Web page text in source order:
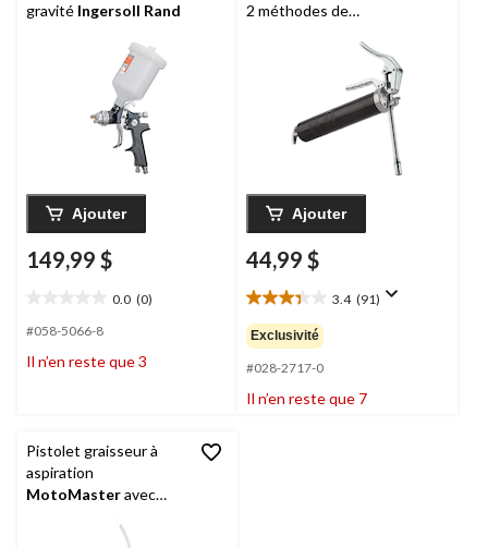
gravité Ingersoll Rand
Ajouter
149,99 $
0.0 (0)
étoile(s)
5.
#058-5066-8
Il n’en reste que 3
2 méthodes de
Ajouter
44,99 $
3.4 (91)
3.4
étoile(s)
sur
5.
91
évaluations
Exclusivité
#028-2717-0
Il n’en reste que 7
Pistolet graisseur à
aspiration
MotoMasteravec